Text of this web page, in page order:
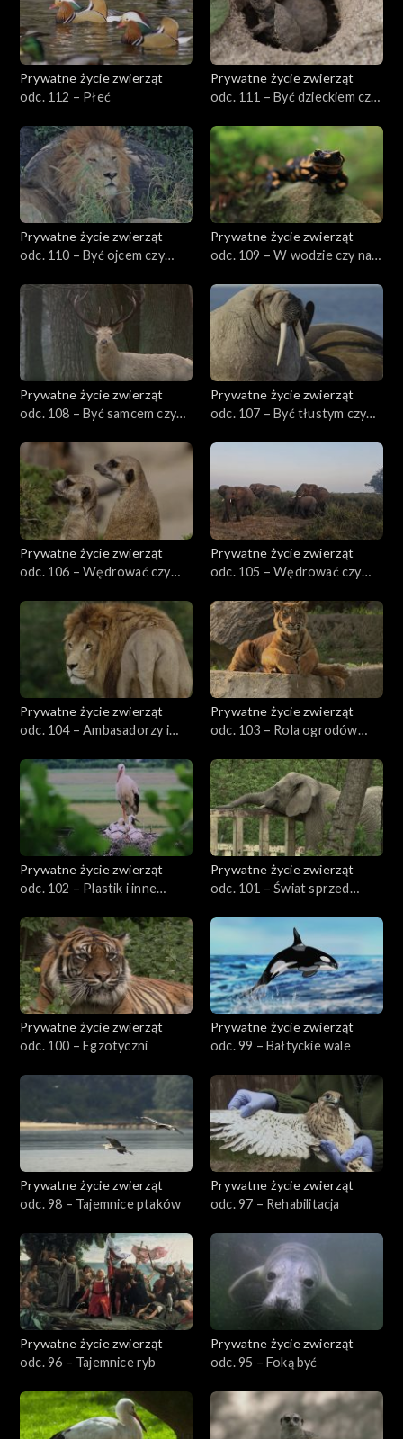
Prywatne życie zwierząt
odc. 112 – Płeć
Prywatne życie zwierząt
odc. 111 – Być dzieckiem czy
Prywatne życie zwierząt
odc. 110 – Być ojcem czy
Prywatne życie zwierząt
odc. 109 – W wodzie czy na
Prywatne życie zwierząt
odc. 108 – Być samcem czy
Prywatne życie zwierząt
odc. 107 – Być tłustym czy
Prywatne życie zwierząt
odc. 106 – Wędrować czy
Prywatne życie zwierząt
odc. 105 – Wędrować czy
Prywatne życie zwierząt
odc. 104 – Ambasadorzy i
Prywatne życie zwierząt
odc. 103 – Rola ogrodów
Prywatne życie zwierząt
odc. 102 – Plastik i inne
Prywatne życie zwierząt
odc. 101 – Świat sprzed
Prywatne życie zwierząt
odc. 100 – Egzotyczni
Prywatne życie zwierząt
odc. 99 – Bałtyckie wale
Prywatne życie zwierząt
odc. 98 – Tajemnice ptaków
Prywatne życie zwierząt
odc. 97 – Rehabilitacja
Prywatne życie zwierząt
odc. 96 – Tajemnice ryb
Prywatne życie zwierząt
odc. 95 – Foką być